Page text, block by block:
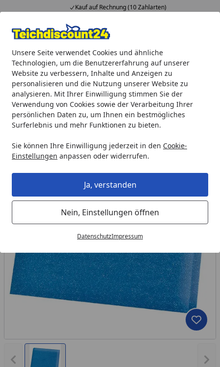
Unsere Seite verwendet Cookies und ähnliche
Technologien, um die Benutzererfahrung auf unserer
Website zu verbessern, Inhalte und Anzeigen zu
personalisieren und die Nutzung unserer Website zu
analysieren. Mit Ihrer Einwilligung stimmen Sie der
Verwendung von Cookies sowie der Verarbeitung Ihrer
persönlichen Daten zu, um Ihnen ein bestmögliches
Surferlebnis und mehr Funktionen zu bieten.
Sie können Ihre Einwilligung jederzeit in den Cookie-
Einstellungen anpassen oder widerrufen.
Ja, verstanden
Nein, Einstellungen öffnen
DatenschutzImpressum
Kauf auf Rechnung (10 Zahlarten)
Alle Produkte
Mein Konto
Suchen
Startseite
Heissner Filterschwammset für HLF4950 + FPU7000 (ET10-
Heissner Filterschwammset für
HLF4950 + FPU7000 (ET10-FA421)
Vorheriges Bild anzeigen